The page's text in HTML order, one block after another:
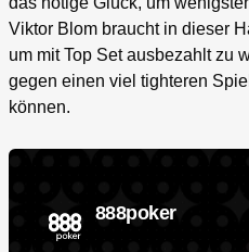
Viktor Blom braucht in dieser
um mit Top Set ausbezahlt zu
gegen einen viel tighteren
können.
888poker